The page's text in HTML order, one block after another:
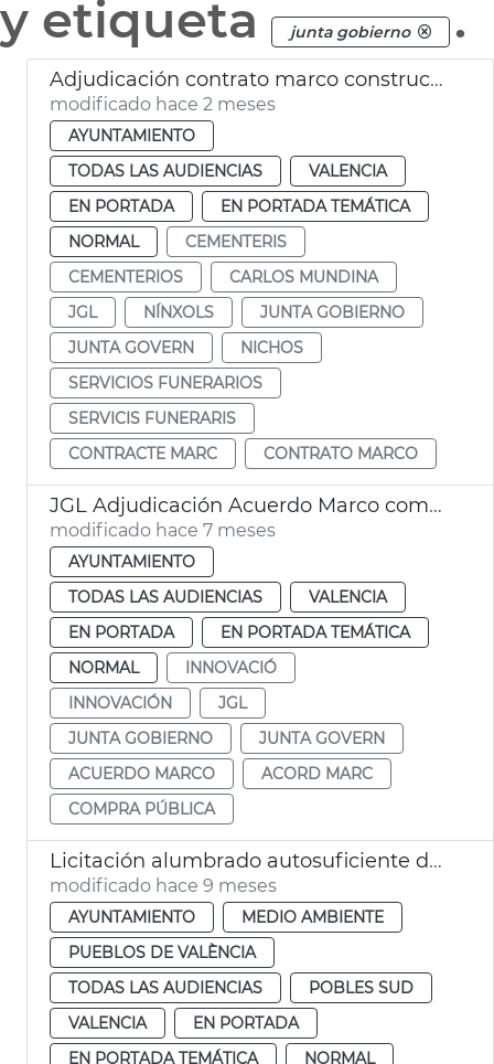
y etiqueta junta gobierno .
Adjudicación contrato marco construcción nichos cementerios municipales
modificado hace 2 meses
AYUNTAMIENTO
TODAS LAS AUDIENCIAS
VALENCIA
EN PORTADA
EN PORTADA TEMÁTICA
NORMAL
CEMENTERIS
CEMENTERIOS
CARLOS MUNDINA
JGL
NÍNXOLS
JUNTA GOBIERNO
JUNTA GOVERN
NICHOS
SERVICIOS FUNERARIOS
SERVICIS FUNERARIS
CONTRACTE MARC
CONTRATO MARCO
JGL Adjudicación Acuerdo Marco compra pública innovación
modificado hace 7 meses
AYUNTAMIENTO
TODAS LAS AUDIENCIAS
VALENCIA
EN PORTADA
EN PORTADA TEMÁTICA
NORMAL
INNOVACIÓ
INNOVACIÓN
JGL
JUNTA GOBIERNO
JUNTA GOVERN
ACUERDO MARCO
ACORD MARC
COMPRA PÚBLICA
Licitación alumbrado autosuficiente del Perellonet
modificado hace 9 meses
AYUNTAMIENTO
MEDIO AMBIENTE
PUEBLOS DE VALÈNCIA
TODAS LAS AUDIENCIAS
POBLES SUD
VALENCIA
EN PORTADA
EN PORTADA TEMÁTICA
NORMAL